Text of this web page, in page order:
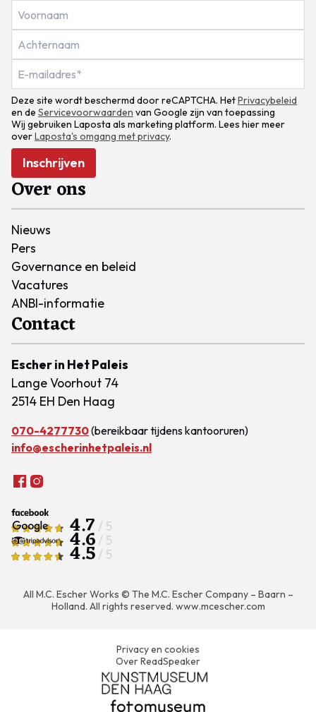
Deze site wordt beschermd door reCAPTCHA. HetPrivacybeleid
en de Servicevoorwaarden van Google zijn van toepassing
Wij gebruiken Laposta als marketing platform. Lees hier meer
overLaposta's omgang met privacy.
Inschrijven
Over ons
Nieuws
Pers
Governance en beleid
Vacatures
ANBI-informatie
Contact
Escher in Het Paleis
Lange Voorhout 74
2514 EH Den Haag
070-4277730(bereikbaar tijdens kantooruren)
info@escherinhetpaleis.nl
4.7 / 5
4.6 / 5
4.5 / 5
All M.C. Escher Works © The M.C. Escher Company – Baarn –
Holland. All rights reserved. www.mcescher.com
Privacy en cookies
Over ReadSpeaker